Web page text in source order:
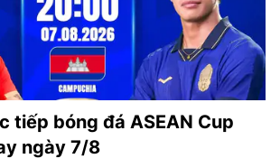
tiếp bóng đá ASEAN Cup
ngày 7/8